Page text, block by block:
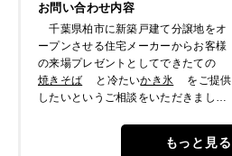
お問い合わせ内容
千葉県柏市に新築戸建て分譲地をオ
ープンさせる住宅メーカーからお客様
の来場プレゼントとしてできたての
焼きそば
と冷たいかき氷
をご提供
したいというご相談をいただきまし
がある住宅メーカーさんで、前回のス
タッフの対応など含め再度オファーし
もっと見る